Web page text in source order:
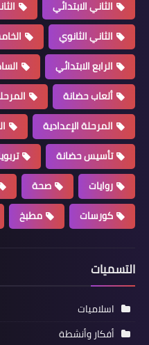
الثاني الابتدائي
الثاني الثانوي
الرابع الابتدائي
ألعاب حضانة
المرحلة الإعدادية
تأسيس حضانة
روايات
صحة
كورسات
مطبخ
التسميات
اسلاميات
أفكار وأنشطة